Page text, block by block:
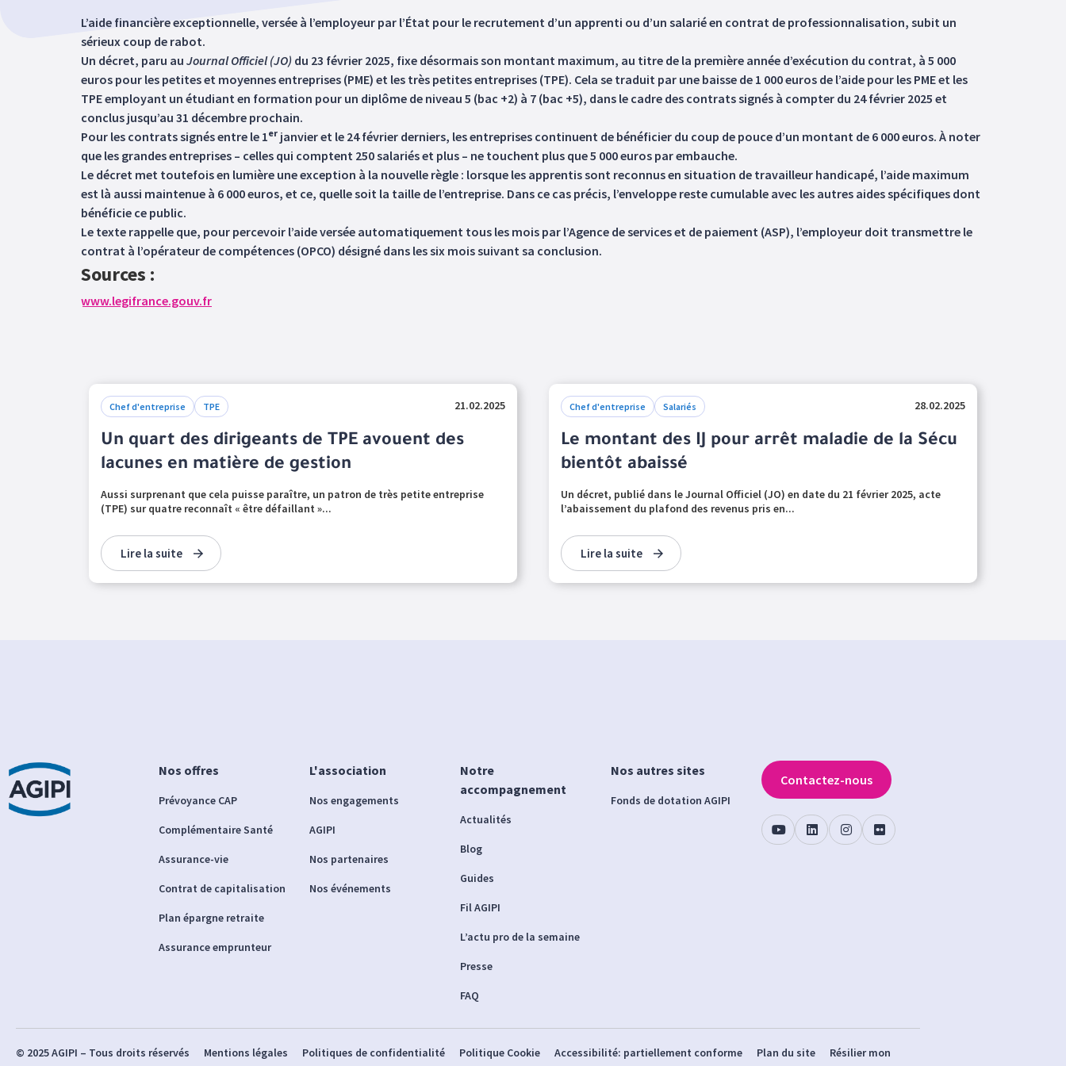
L’aide financière exceptionnelle, versée à l’employeur par l’État pour le recrutement d’un apprenti ou d’un salarié en contrat de professionnalisation, subit un
sérieux coup de rabot.
Un décret, paru au Journal Officiel (JO) du 23 février 2025, fixe désormais son montant maximum, au titre de la première année d’exécution du contrat, à 5 000
euros pour les petites et moyennes entreprises (PME) et les très petites entreprises (TPE). Cela se traduit par une baisse de 1 000 euros de l’aide pour les PME et les
TPE employant un étudiant en formation pour un diplôme de niveau 5 (bac +2) à 7 (bac +5), dans le cadre des contrats signés à compter du 24 février 2025 et
conclus jusqu’au 31 décembre prochain.
Pour les contrats signés entre le 1er janvier et le 24 février derniers, les entreprises continuent de bénéficier du coup de pouce d’un montant de 6 000 euros. À noter
que les grandes entreprises – celles qui comptent 250 salariés et plus – ne touchent plus que 5 000 euros par embauche.
Le décret met toutefois en lumière une exception à la nouvelle règle : lorsque les apprentis sont reconnus en situation de travailleur handicapé, l’aide maximum
est là aussi maintenue à 6 000 euros, et ce, quelle soit la taille de l’entreprise. Dans ce cas précis, l’enveloppe reste cumulable avec les autres aides spécifiques dont
bénéficie ce public.
Le texte rappelle que, pour percevoir l’aide versée automatiquement tous les mois par l’Agence de services et de paiement (ASP), l’employeur doit transmettre le
contrat à l’opérateur de compétences (OPCO) désigné dans les six mois suivant sa conclusion.
Sources :
www.legifrance.gouv.fr
Chef d'entreprise TPE 21.02.2025
Un quart des dirigeants de TPE avouent des
lacunes en matière de gestion
Aussi surprenant que cela puisse paraître, un patron de très petite entreprise
(TPE) sur quatre reconnaît « être défaillant »...
Lire la suite
Chef d'entreprise Salariés 28.02.2025
Le montant des IJ pour arrêt maladie de la Sécu
bientôt abaissé
Un décret, publié dans le Journal Officiel (JO) en date du 21 février 2025, acte
l’abaissement du plafond des revenus pris en...
Lire la suite
Nos offres
Prévoyance CAP
Complémentaire Santé
Assurance-vie
Contrat de capitalisation
Plan épargne retraite
Assurance emprunteur
L'association
Nos engagements
AGIPI
Nos partenaires
Nos événements
Notre
accompagnement
Actualités
Blog
Guides
Fil AGIPI
L’actu pro de la semaine
Presse
FAQ
Nos autres sites
Fonds de dotation AGIPI
Contactez-nous
© 2025 AGIPI – Tous droits réservés Mentions légales Politiques de confidentialité Politique Cookie Accessibilité: partiellement conforme Plan du site Résilier mon